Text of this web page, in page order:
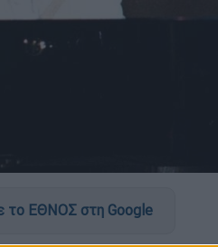
το ΕΘΝΟΣ στη Google